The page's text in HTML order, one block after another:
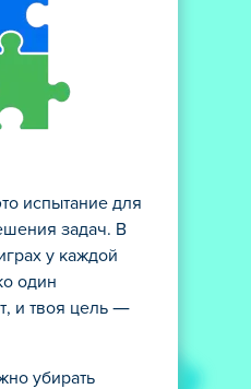
испытание для
задач. В
у каждой
один
и твоя цель —
убирать